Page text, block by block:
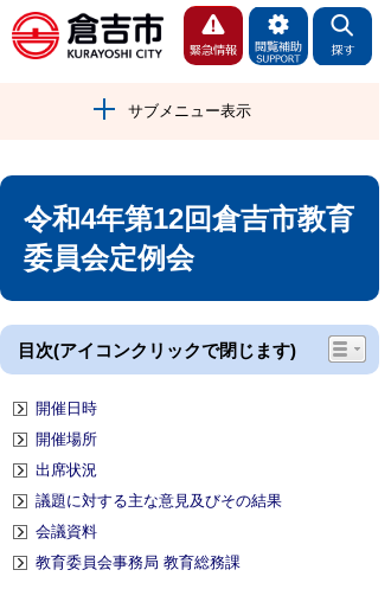
サブメニュー表示
令和4年第12回倉吉市教育
委員会定例会
目次(アイコンクリックで閉じます)
開催日時
開催場所
出席状況
議題に対する主な意見及びその結果
会議資料
教育委員会事務局 教育総務課